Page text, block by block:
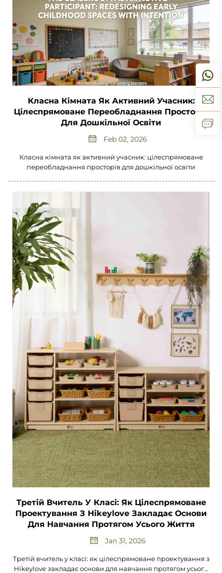
Класна Кімната Як Активний Учасник:
Цілеспрямоване Переобладнання Просторів
Для Дошкільної Освіти
Feb 02, 2026
Класна кімната як активний учасник: цілеспрямоване
переобладнання просторів для дошкільної освіти
Третій Вчитель У Класі: Як Цілеспрямоване
Проектування З Hikeylove Закладає Основи
Для Навчання Протягом Усього Життя
Jan 31, 2026
Третій вчитель у класі: як цілеспрямоване проектування з
Hikeylove закладає основи для навчання протягом усього